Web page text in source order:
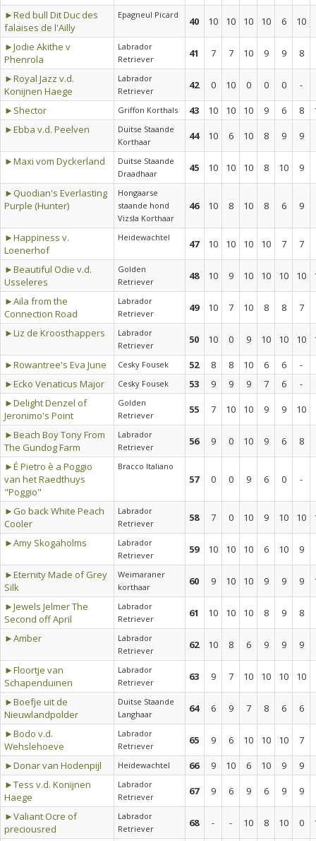
►Red bull Dit Duc des
falaises de l'Ailly
Epagneul Picard
40 10 10 10 10 6
10
►Jodie Akithe v
Phenrola
Labrador
Retriever
41 7 7 10 9 9
8
►Royal Jazz v.d.
Konijnen Haege
Labrador
Retriever
42 0 10 0 0 0
-
►Shector
Griffon Korthals 43 10 10 10 9 6 8
►Ebba v.d. Peelven
Duitse Staande
Korthaar
44 10 6 10 8 9
9
►Maxi vom Dyckerland
Duitse Staande
Draadhaar
45 10 10 10 8 10
9
►Quodian's Everlasting
Purple (Hunter)
Hongaarse
staande hond
Vizsla Korthaar
46 10 8 10 8 6 9
►Happiness v.
Loenerhof
Heidewachtel
47 10 10 10 10 7
7
►Beautiful Odie v.d.
Usseleres
Golden
Retriever
48 10 9 10 10 10 10
►Aila from the
Connection Road
Labrador
Retriever
49 10 7 10 8 8
7
►Liz de Kroosthappers
Labrador
Retriever
50 10 0 9 10 10 10
►Rowantree's Eva June
Cesky Fousek 52 8 8 10 6 6
-
►Ecko Venaticus Major
Cesky Fousek 53 9 9 9 7 6
-
►Delight Denzel of
Jeronimo's Point
Golden
Retriever
55 7 10 10 9 9
10
►Beach Boy Tony From
The Gundog Farm
Labrador
Retriever
56 9 0 10 9 6
8
►É Pietro è a Poggio
van het Raedthuys
"Poggio"
Bracco Italiano
57 0 0 9 6 0 -
►Go back White Peach
Cooler
Labrador
Retriever
58 7 0 10 9 10 10
►Amy Skogaholms
Labrador
Retriever
59 10 10 10 6 10
9
►Eternity Made of Grey
Silk
Weimaraner
korthaar
60 9 10 10 9 9 9
►Jewels Jelmer The
Second off April
Labrador
Retriever
61 10 10 10 8 9
8
►Amber
Labrador
Retriever
62 10 8 6 9 9
9
►Floortje van
Schapenduinen
Labrador
Retriever
63 9 7 10 10 10
10
►Boefje uit de
Nieuwlandpolder
Duitse Staande
Langhaar
64 6 9 7 8 6
6
►Bodo v.d.
Wehslehoeve
Labrador
Retriever
65 9 6 10 10 10
7
►Donar van Hodenpijl
Heidewachtel 66 9 10 6 10 9
9
►Tess v.d. Konijnen
Haege
Labrador
Retriever
67 9 6 9 6 9
9
►Valiant Ocre of
preciousred
Labrador
Retriever
68 - - 10 8 10 0